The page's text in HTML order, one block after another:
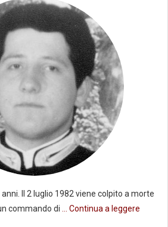
Il 2 luglio 1982 viene colpito a morte
commando di
... Continua a leggere